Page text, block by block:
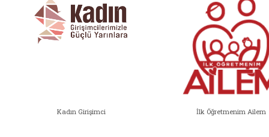
Kadın Girişimci İlk Öğretmenim Ailem